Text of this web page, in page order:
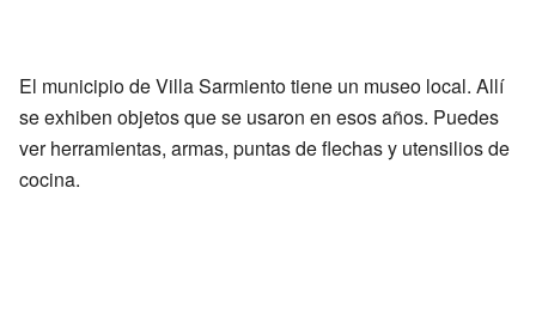
El municipio de Villa Sarmiento tiene un museo local. Allí
se exhiben objetos que se usaron en esos años. Puedes
ver herramientas, armas, puntas de flechas y utensilios de
cocina.